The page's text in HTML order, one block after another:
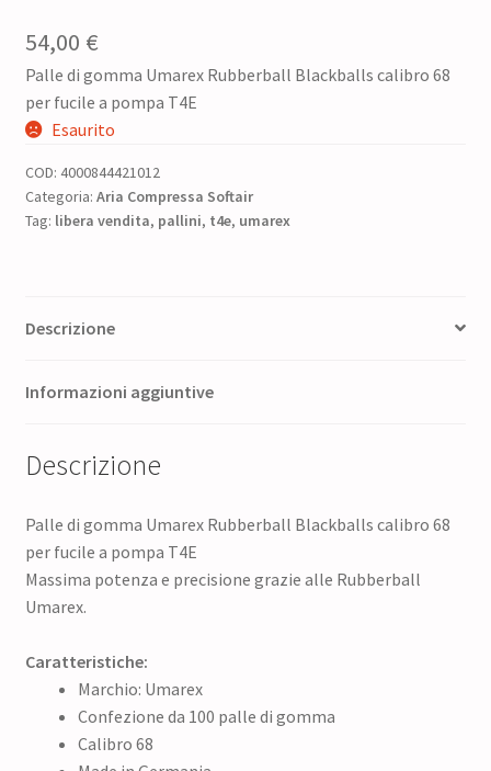
54,00 €
Palle di gomma Umarex Rubberball Blackballs calibro 68
per fucile a pompa T4E
Esaurito
COD: 4000844421012
Categoria: Aria Compressa Softair
Tag: libera vendita, pallini, t4e, umarex
Descrizione
Informazioni aggiuntive
Descrizione
Palle di gomma Umarex Rubberball Blackballs calibro 68
per fucile a pompa T4E
Massima potenza e precisione grazie alle Rubberball
Umarex.
Caratteristiche:
Marchio: Umarex
Confezione da 100 palle di gomma
Calibro 68